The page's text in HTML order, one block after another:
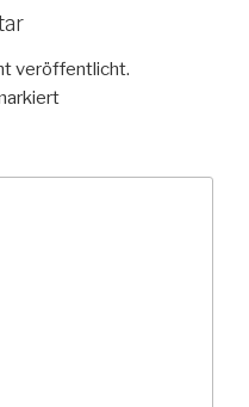
veröffentlicht.